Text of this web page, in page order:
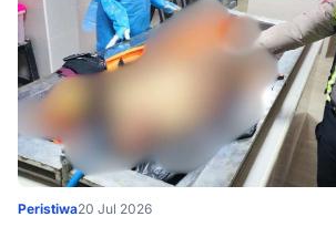
Peristiwa20 Jul 2026